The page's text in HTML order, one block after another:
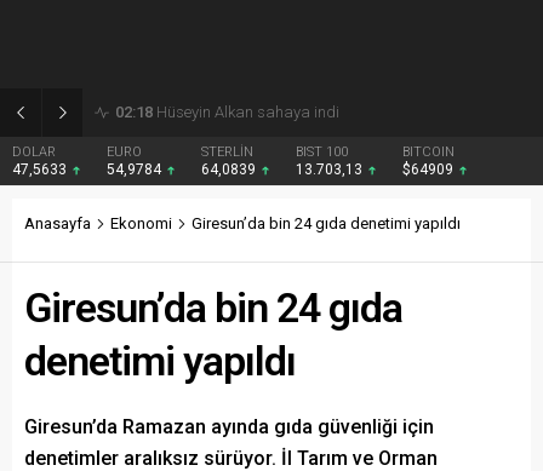
02:18 Hüseyin Alkan sahaya indi
DOLAR
47,5633
EURO
54,9784
STERLİN
64,0839
BIST 100
13.703,13
BITCOIN
$64909
Anasayfa Ekonomi Giresun’da bin 24 gıda denetimi yapıldı
Giresun’da bin 24 gıda
denetimi yapıldı
Giresun’da Ramazan ayında gıda güvenliği için
denetimler aralıksız sürüyor. İl Tarım ve Orman